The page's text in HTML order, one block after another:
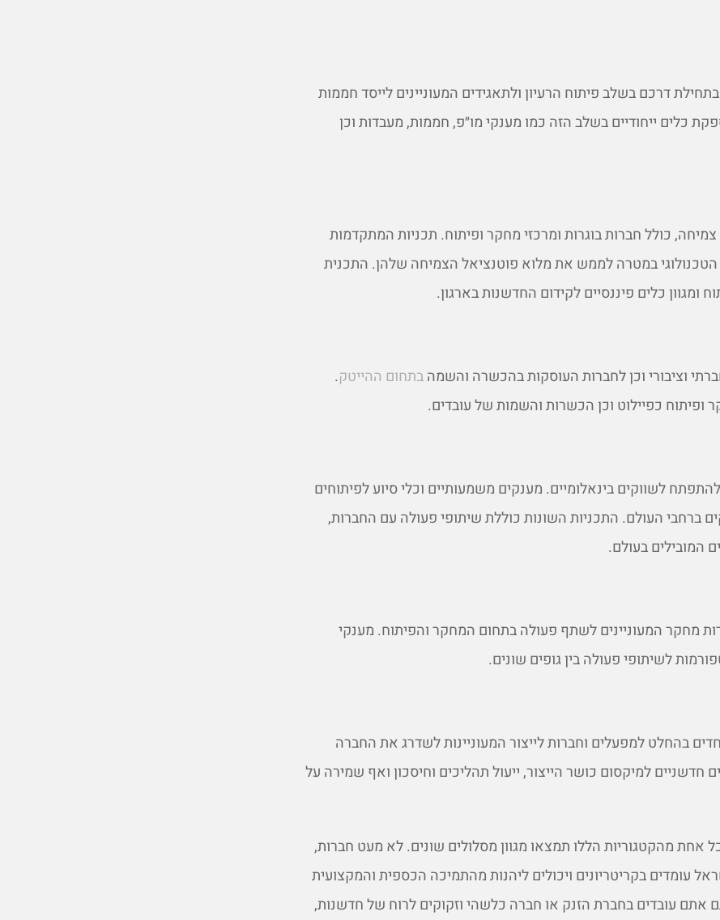
דרכם בשלב פיתוח הרעיון ולתאגידים המעוניינים לייסד חממות
כלים ייחודיים בשלב הזה כמו מענקי מו״פ, חממות, מעבדות וכן
כולל חברות בוגרות ומרכזי מחקר ופיתוח. תכניות המתקדמות
הטכנולוגי במטרה לממש את מלוא פוטנציאל הצמיחה שלהן. התכנית
ומגוון כלים פיננסיים לקידום החדשנות בארגון.
וציבורי וכן לחברות העוסקות בהכשרה והשמהבתחום ההייטק.
ופיתוח כפיילוט וכן הכשרות והשמות של עובדים.
לשווקים בינאלומיים. מענקים משמעותיים וכלי סיוע לפיתוחים
ברחבי העולם. התכניות השונות כוללת שיתופי פעולה עם החברות,
המובילים בעולם.
מחקר המעוניינים לשתף פעולה בתחום המחקר והפיתוח. מענקי
לשיתופי פעולה בין גופים שונים.
בהחלט למפעלים וחברות לייצור המעוניינות לשדרג את החברה
חדשניים למיקסום כושר הייצור, ייעול תהליכים וחיסכון ואף שמירה על
אחת מהקטגוריות הללו תמצאו מגוון מסלולים שונים. לא מעט חברות,
עומדים בקריטריונים ויכולים ליהנות מהתמיכה הכספית והמקצועית
עובדים בחברת הזנק או חברה כלשהי וזקוקים לרוח של חדשנות,